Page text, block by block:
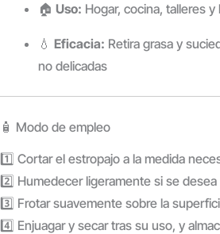
🏠 Uso: Hogar, cocina, talleres
💧 Eficacia: Retira grasa y
no delicadas
🧴 Modo de empleo
1️⃣ Cortar el estropajo a la medida
2️⃣ Humedecer ligeramente si se
3️⃣ Frotar suavemente sobre la
4️⃣ Enjuagar y secar tras su uso, y